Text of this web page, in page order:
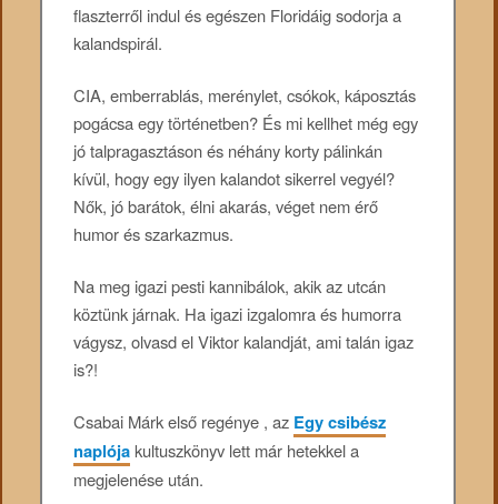
flaszterről indul és egészen Floridáig sodorja a
kalandspirál.
CIA, emberrablás, merénylet, csókok, káposztás
pogácsa egy történetben? És mi kellhet még egy
jó talpragasztáson és néhány korty pálinkán
kívül, hogy egy ilyen kalandot sikerrel vegyél?
Nők, jó barátok, élni akarás, véget nem érő
humor és szarkazmus.
Na meg igazi pesti kannibálok, akik az utcán
köztünk járnak. Ha igazi izgalomra és humorra
vágysz, olvasd el Viktor kalandját, ami talán igaz
is?!
Csabai Márk első regénye , az Egy csibész
naplójakultuszkönyv lett már hetekkel a
megjelenése után.